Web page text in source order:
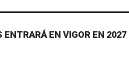
ENTRARÁ EN VIGOR EN 2027